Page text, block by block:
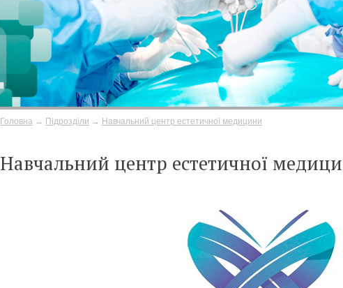
Головна → Підрозділи → Навчальний центр естетичної медицини
Навчальний центр естетичної